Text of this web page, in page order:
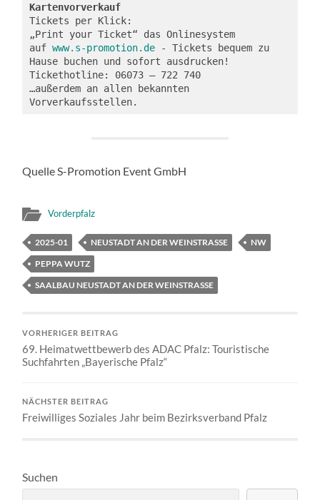
Kartenvorverkauf
Tickets per Klick:
„Print your Ticket“ das Onlinesystem
auf www.s-promotion.de - Tickets bequem zu
Hause buchen und sofort ausdrucken!
Tickethotline: 06073 – 722 740
…außerdem an allen bekannten
Vorverkaufsstellen.
Quelle S-Promotion Event GmbH
Vorderpfalz
2025-01 NEUSTADT AN DER WEINSTRASSE
NW
PEPPA WUTZ
SAALBAU NEUSTADT AN DER WEINSTRASSE
VORHERIGER BEITRAG
69. Heimatwettbewerb des ADAC Pfalz: Touristische
Suchfahrten „Bayerische Pfalz“
NÄCHSTER BEITRAG
Freiwilliges Soziales Jahr beim Bezirksverband Pfalz
Suchen